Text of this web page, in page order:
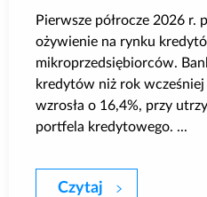
Pierwsze półrocze 2026 r.
ożywienie na rynku
mikroprzedsiębiorców.
kredytów niż rok
wzrosła o 16,4%, przy
portfela kredytowego. ...
Czytaj BIK: